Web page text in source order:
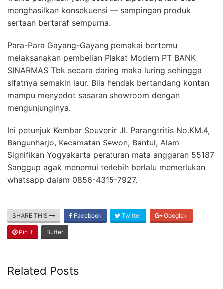
menghasilkan konsekuensi — sampingan produk
sertaan bertaraf sempurna.
Para-Para Gayang-Gayang pemakai bertemu
melaksanakan pembelian Plakat Modern PT BANK
SINARMAS Tbk secara daring maka luring sehingga
sifatnya semakin laur. Bila hendak bertandang kontan
mampu menyedot sasaran showroom dengan
mengunjunginya.
Ini petunjuk Kembar Souvenir Jl. Parangtritis No.KM.4,
Bangunharjo, Kecamatan Sewon, Bantul, Alam
Signifikan Yogyakarta peraturan mata anggaran 55187
Sanggup agak menemui terlebih berlalu memerlukan
whatsapp dalam 0856-4315-7927.
SHARE THIS Facebook Twitter Google+
Pin It Buffer
Related Posts